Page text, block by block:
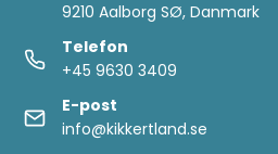
9210 Aalborg SØ, Danmark
Telefon
+45 9630 3409
E-post
info@kikkertland.se